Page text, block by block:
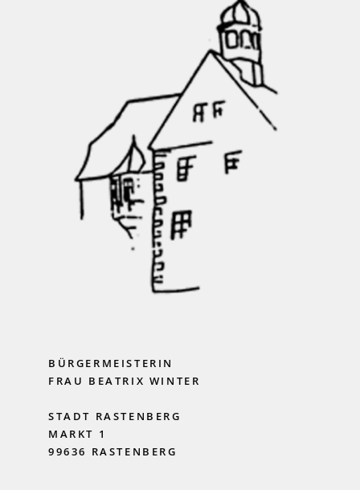
BÜRGERMEISTERIN
FRAU BEATRIX WINTER
STADT RASTENBERG
MARKT 1
99636 RASTENBERG